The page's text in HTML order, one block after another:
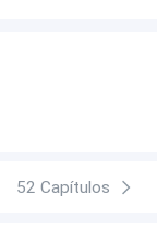
52 Capítulos